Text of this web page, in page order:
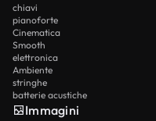
chiavi
pianoforte
Cinematica
Smooth
elettronica
Ambiente
stringhe
batterie acustiche
Immagini